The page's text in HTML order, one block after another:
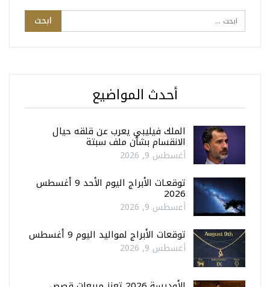
أحدث المواضيع
الملك فيليبي يعرب عن قلقه حيال
الانقسام بشأن ملف سبتة
أغسطس 9, 2026
توقعـات الأبراج اليوم الأحد 9 أغسطس
2026
أغسطس 9, 2026
توقعات الأبراج لمواليد اليوم 9 أغسطس
أغسطس 9, 2026